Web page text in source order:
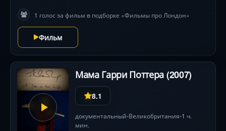
1 голос за фильм в подборке «Фильмы про Лондон»
Фильм
Мама Гарри Поттера (2007)
8.1
документальный•Великобритания•1 ч.
мин.